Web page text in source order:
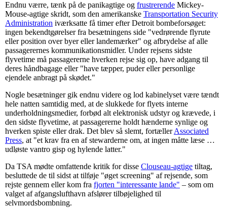
Endnu værre, tænk på de panikagtige og frustrerende Mickey-
Mouse-agtige skridt, som den amerikanske Transportation Security
Administration iværksatte få timer efter Detroit bombeforsøget:
ingen bekendtgørelser fra besætningens side "vedrørende flyrute
eller position over byer eller landemærker" og afbrydelse af alle
passagerernes kommunikationsmidler. Under rejsens sidste
flyvetime må passagererne hverken rejse sig op, have adgang til
deres håndbagage eller "have tæpper, puder eller personlige
ejendele anbragt på skødet."
Nogle besætninger gik endnu videre og lod kabinelyset være tændt
hele natten samtidig med, at de slukkede for flyets interne
underholdningsmedier, forbød alt elektronisk udstyr og krævede, i
den sidste flyvetime, at passagererne holdt hænderne synlige og
hverken spiste eller drak. Det blev så slemt, fortællerAssociated
Press, at "et krav fra en af stewarderne om, at ingen måtte læse …
udløste vantro gisp og hylende latter."
Da TSA mødte omfattende kritik for disse Clouseau-agtige tiltag,
besluttede de til sidst at tilføje "øget screening" af rejsende, som
rejste gennem eller kom fra fjorten "interessante lande" – som om
valget af afgangslufthavn afslører tilbøjelighed til
selvmordsbombning.